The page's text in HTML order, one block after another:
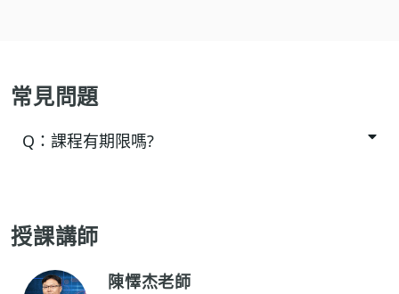
常見問題
Q： 課程有期限嗎?
授課講師
陳懌杰老師